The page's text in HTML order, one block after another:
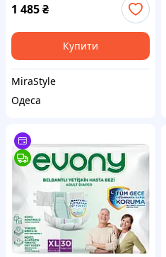
1 485₴
Купити
MiraStyle
Одеса